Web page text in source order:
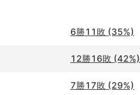
6勝11敗 (35%)
12勝16敗 (42%)
7勝17敗 (29%)